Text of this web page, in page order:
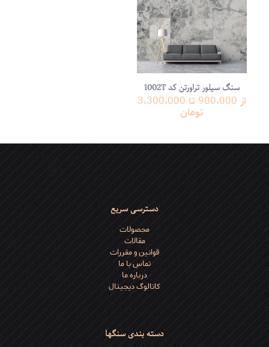
*
ایمیل*
سنگ سیلور تراورتن کد 1002T
از 900،000 تا 3،300،000
تومان
دسترسی سریع
محصولات
مقالات
قوانین و مقررات
تماس با ما
درباره ما
کاتالوگ دیجیتال
دسته بندی سنگها